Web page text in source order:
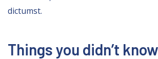
dictumst.
Things you didn’t